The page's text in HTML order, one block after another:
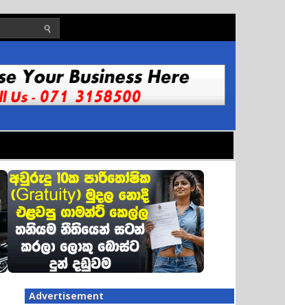
Advertisement